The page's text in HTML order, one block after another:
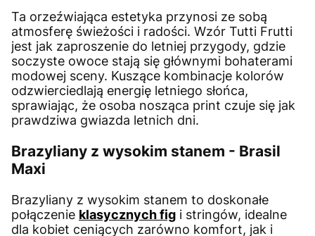
Ta orzeźwiająca estetyka przynosi ze sobą
atmosferę świeżości i radości. Wzór Tutti Frutti
jest jak zaproszenie do letniej przygody, gdzie
soczyste owoce stają się głównymi bohaterami
modowej sceny. Kuszące kombinacje kolorów
odzwierciedlają energię letniego słońca,
sprawiając, że osoba nosząca print czuje się jak
prawdziwa gwiazda letnich dni.
Brazyliany z wysokim stanem - Brasil
Maxi
Brazyliany z wysokim stanem to doskonałe
połączenie klasycznych fig i stringów, idealne
dla kobiet ceniących zarówno komfort, jak i